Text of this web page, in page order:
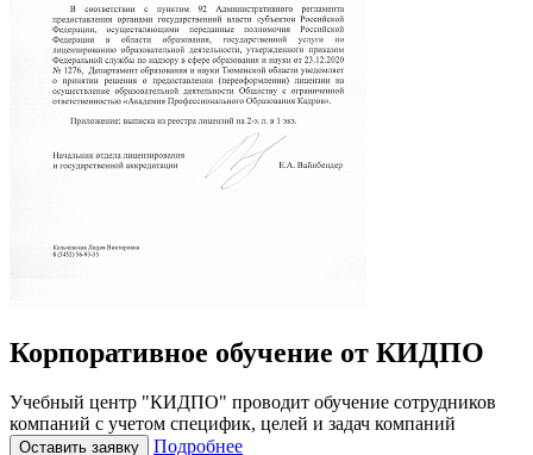
Корпоративное обучение от КИДПО
Учебный центр "КИДПО" проводит обучение сотрудников
компаний с учетом специфик, целей и задач компаний
Оставить заявку
Подробнее